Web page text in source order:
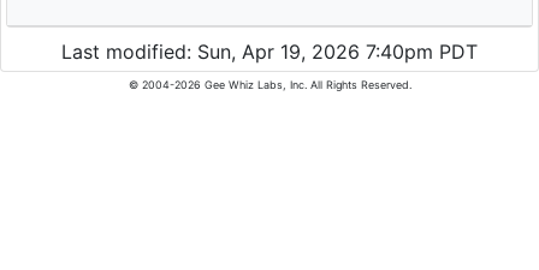
Last modified: Sun, Apr 19, 2026 7:40pm PDT
© 2004-2026 Gee Whiz Labs, Inc. All Rights Reserved.